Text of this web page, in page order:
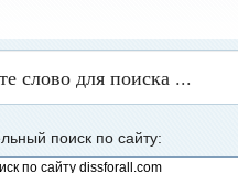
поиск по сайту: